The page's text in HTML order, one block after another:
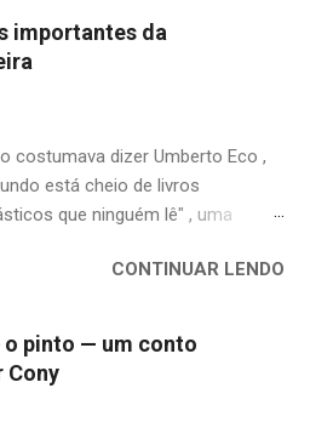
importantes da
costumava dizer Umberto Eco ,
está cheio de livros
que ninguém lê" , uma
falamos de clássicos da
brasileiros, somos forçados
avaliação burocrática na escola e
adquirindo uma certa
a determinado livro ou autor
CONTINUAR LENDO
o pinto — um conto
Cony